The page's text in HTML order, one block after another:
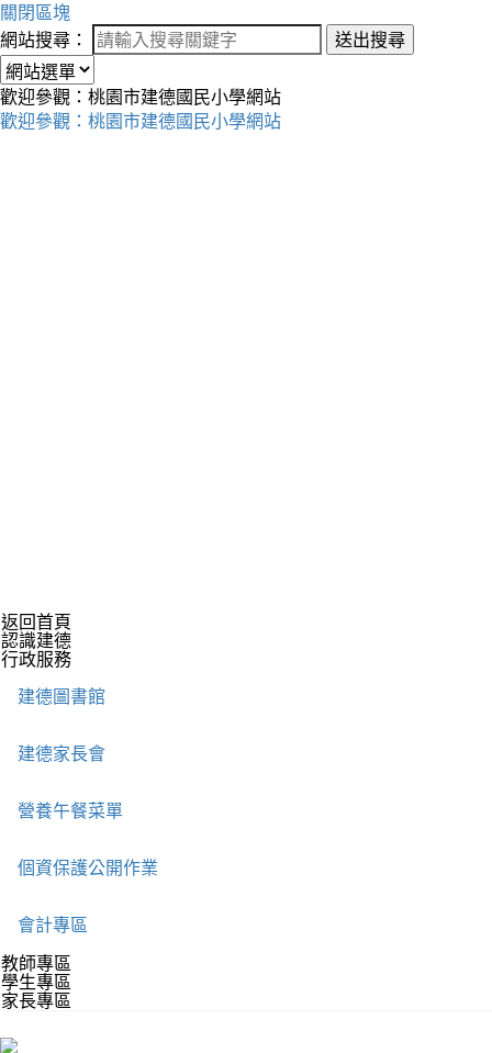
關閉區塊
網站搜尋：
送出搜尋
歡迎參觀：桃園市建德國民小學網站
歡迎參觀：桃園市建德國民小學網站
返回首頁
認識建德
行政服務
建德圖書館
建德家長會
營養午餐菜單
個資保護公開作業
會計專區
教師專區
學生專區
家長專區